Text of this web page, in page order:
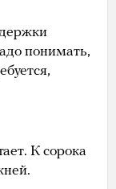
понимать,
К сорока